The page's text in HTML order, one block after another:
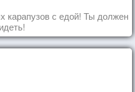
карапузов с едой! Ты должен